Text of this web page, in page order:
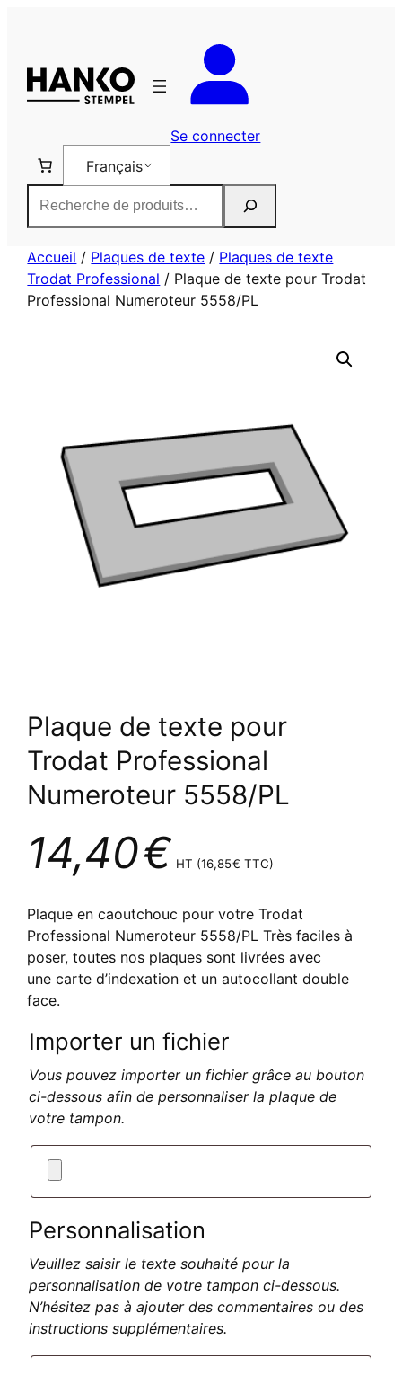
Se connecter
Français
Accueil / Plaques de texte / Plaques de texte
Trodat Professional / Plaque de texte pour Trodat
Professional Numeroteur 5558/PL
Plaque de texte pour
Trodat Professional
Numeroteur 5558/PL
14,40€ HT (16,85€ TTC)
Plaque en caoutchouc pour votre Trodat
Professional Numeroteur 5558/PL Très faciles à
poser, toutes nos plaques sont livrées avec
une carte d’indexation et un autocollant double
face.
Importer un fichier
Vous pouvez importer un fichier grâce au bouton
ci-dessous afin de personnaliser la plaque de
votre tampon.
Personnalisation
Veuillez saisir le texte souhaité pour la
personnalisation de votre tampon ci-dessous.
N’hésitez pas à ajouter des commentaires ou des
instructions supplémentaires.